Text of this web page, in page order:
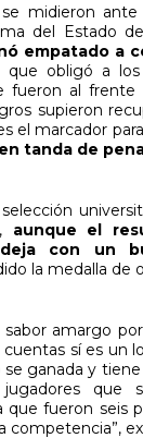
midieron
del Estado
empatado a
que obligó a los
fueron al frente
supieron
el marcador
tanda de
aunque el
con un
la medalla de
sabor amargo
sí es un
ganada y
jugadores que
que fueron seis
competencia”,